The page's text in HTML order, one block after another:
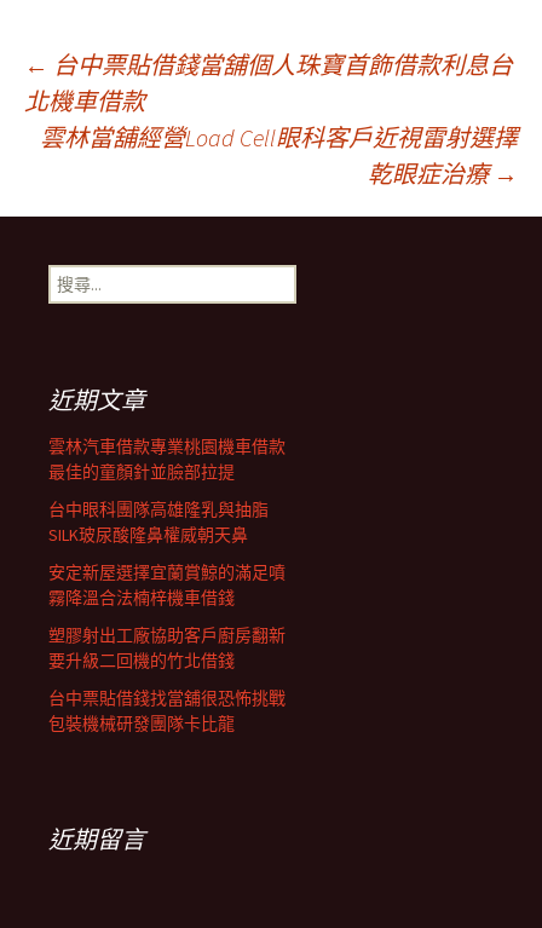
文
章
導
航
列
← 台中票貼借錢當舖個人珠寶首飾借款利息台
北機車借款
雲林當舖經營Load Cell眼科客戶近視雷射選擇
乾眼症治療 →
搜
尋
近期文章
雲林汽車借款專業桃園機車借款
最佳的童顏針並臉部拉提
台中眼科團隊高雄隆乳與抽脂
SILK玻尿酸隆鼻權威朝天鼻
安定新屋選擇宜蘭賞鯨的滿足噴
霧降溫合法楠梓機車借錢
塑膠射出工廠協助客戶廚房翻新
要升級二回機的竹北借錢
台中票貼借錢找當舖很恐怖挑戰
包裝機械研發團隊卡比龍
近期留言